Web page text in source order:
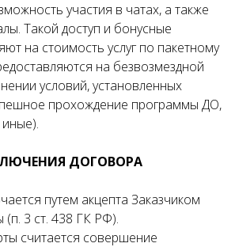
участия в чатах, а также
Такой доступ и бонусные
на стоимость услуг по пакетному
на безвозмездной
условий, установленных
прохождение программы ДО,
ДОГОВОРА
путем акцепта Заказчиком
3 ст. 438 ГК РФ).
считается совершение